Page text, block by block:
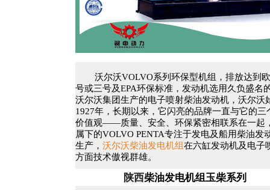
沃尔沃VOLVO系列环保型机组，排放达到
号或三号及EPA环保标准，发动机选用久负盛名
沃尔沃集团生产的电子喷射柴油发动机，沃尔沃
1927年，长期以来，它闪亮的品牌一直与它的三
价值观——质量、安全、环保紧密相联系在一起
属下的VOLVO PENTA专注于发电及船用柴油发
生产， 沃尔沃柴油发电机组在六缸发动机及电子
方面技术傲视群雄。
陕西柴油发电机组玉柴系列